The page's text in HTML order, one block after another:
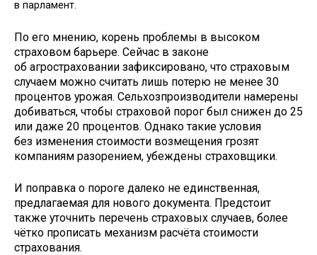
в парламент.
По его мнению, корень проблемы в высоком
страховом барьере. Сейчас в законе
об агростраховании зафиксировано, что страховым
случаем можно считать лишь потерю не менее 30
процентов урожая. Сельхозпроизводители намерены
добиваться, чтобы страховой порог был снижен до 25
или даже 20 процентов. Однако такие условия
без изменения стоимости возмещения грозят
компаниям разорением, убеждены страховщики.
И поправка о пороге далеко не единственная,
предлагаемая для нового документа. Предстоит
также уточнить перечень страховых случаев, более
чётко прописать механизм расчёта стоимости
страхования.